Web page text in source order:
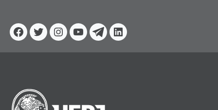
Facebook
TwitterInstagram
YouTube
TelegramLinkedin